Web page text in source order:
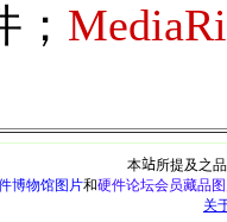
本站所提及之
博物馆图片和硬件论坛会员藏品
关